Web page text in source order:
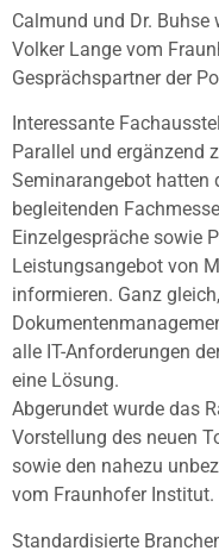
Calmund und Dr.
Volker Lange vom
Gesprächspartner der
Interessante
Parallel und ergänzend
Seminarangebot hatten
begleitenden
Einzelgespräche sowie
Leistungsangebot von
informieren. Ganz
alle IT-Anforderungen
eine Lösung.
Abgerundet wurde das
Vorstellung des neuen
sowie den nahezu
vom Fraunhofer Institut.
Standardisierte